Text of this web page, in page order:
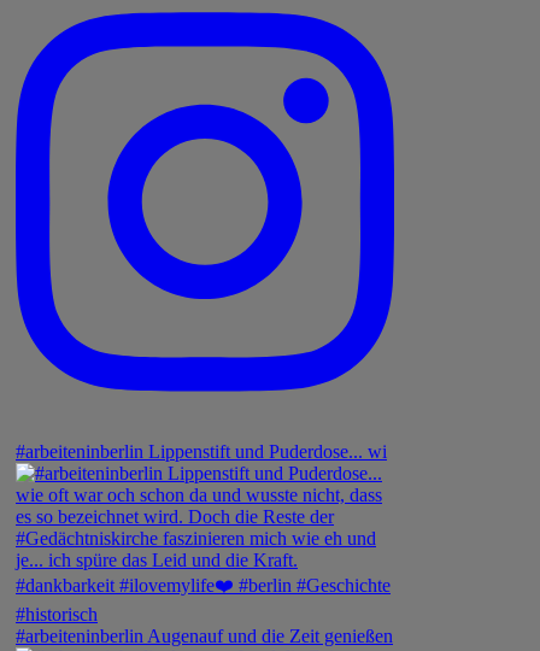
#arbeiteninberlin Lippenstift und Puderdose... wi
#arbeiteninberlin Augenauf und die Zeit genießen